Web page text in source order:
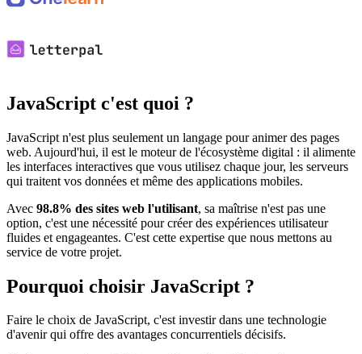
JavaScript c'est quoi ?
JavaScript n'est plus seulement un langage pour animer des pages
web. Aujourd'hui, il est le moteur de l'écosystème digital : il alimente
les interfaces interactives que vous utilisez chaque jour, les serveurs
qui traitent vos données et même des applications mobiles.
Avec 98.8% des sites web l'utilisant, sa maîtrise n'est pas une
option, c'est une nécessité pour créer des expériences utilisateur
fluides et engageantes. C'est cette expertise que nous mettons au
service de votre projet.
Pourquoi choisir JavaScript ?
Faire le choix de JavaScript, c'est investir dans une technologie
d'avenir qui offre des avantages concurrentiels décisifs.